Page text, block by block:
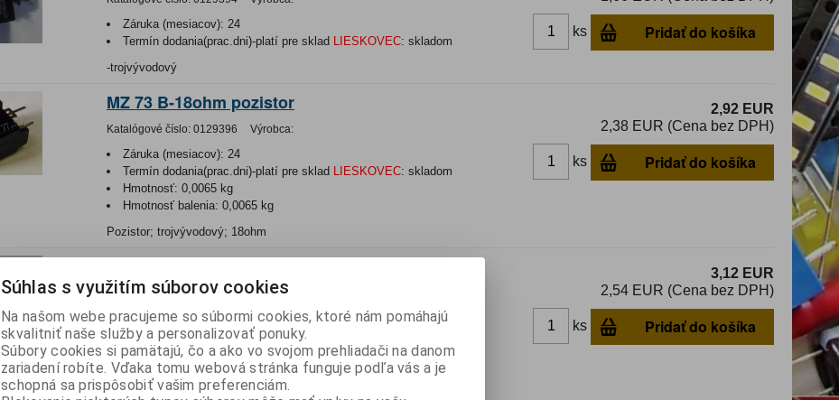
Záruka (mesiacov): 24
Termín dodania(prac.dni)-platí pre sklad LIESKOVEC: skladom
-trojvývodový
ks Pridať do košíka
MZ 73 B-18ohm pozistor
Katalógové číslo: 0129396 Výrobca:
Záruka (mesiacov): 24
Termín dodania(prac.dni)-platí pre sklad LIESKOVEC: skladom
Hmotnosť: 0,0065 kg
Hmotnosť balenia: 0,0065 kg
Pozistor; trojvývodový; 18ohm
2,92 EUR
2,38 EUR (Cena bez DPH)
ks Pridať do košíka
Katalógové číslo:0129397 Výrobca:
Záruka (mesiacov):24
Termín dodania(prac.dni)-platí pre sklad
Hmotnosť:0,0068 kg
Hmotnosť balenia:0,0068 kg
-trojvývodový
3,12 EUR
2,54 EUR (Cena bez DPH)
ks Pridať do košíka
Súhlas s využitím súborov cookies
Na našom webe pracujeme so súbormi cookies, ktoré nám pomáhajú
skvalitniť naše služby a personalizovať ponuky.
Súbory cookies si pamätajú, čo a ako vo svojom prehliadači na danom
zariadení robíte. Vďaka tomu webová stránka funguje podľa vás a je
schopná sa prispôsobiť vašim preferenciám.